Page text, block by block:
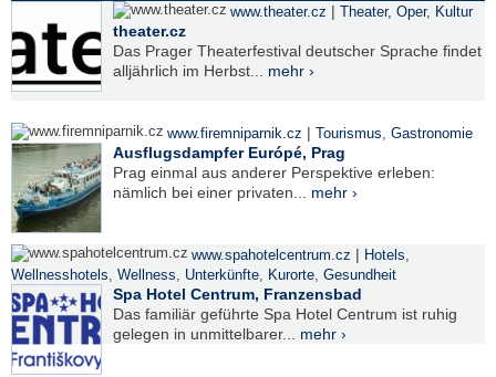
www.theater.cz | Theater, Oper, Kultur
theater.cz
Das Prager Theaterfestival deutscher Sprache findet
alljährlich im Herbst... mehr ›
www.firemniparnik.cz | Tourismus Gastronomie
Ausflugsdampfer Európé, Prag
Prag einmal aus anderer Perspektive erleben:
nämlich bei einer privaten... mehr ›
www.spahotelcentrum.cz | Hotels
Wellnesshotels
Wellness Unterkünfte Kurorte Gesundheit
Spa Hotel Centrum, Franzensbad
Das familiär geführte Spa Hotel Centrum ist ruhig
gelegen in unmittelbarer... mehr ›